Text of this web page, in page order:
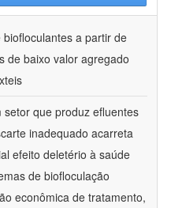
a partir de
de baixo valor agregado
setor que produz efluentes
inadequado acarreta
efeito deletério à saúde
de biofloculação
econômica de tratamento,